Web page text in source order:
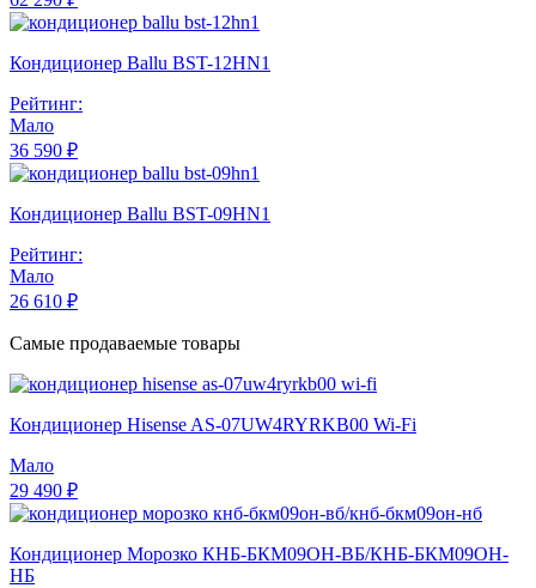
Кондиционер Ballu BST-12HN1
Рейтинг:
Мало
36 590 ₽
Кондиционер Ballu BST-09HN1
Рейтинг:
Мало
26 610 ₽
Самые продаваемые товары
Кондиционер Hisense AS-07UW4RYRKB00 Wi-Fi
Мало
29 490 ₽
Кондиционер Морозко КНБ-БКМ09ОН-ВБ/КНБ-БКМ09ОН-
НБ